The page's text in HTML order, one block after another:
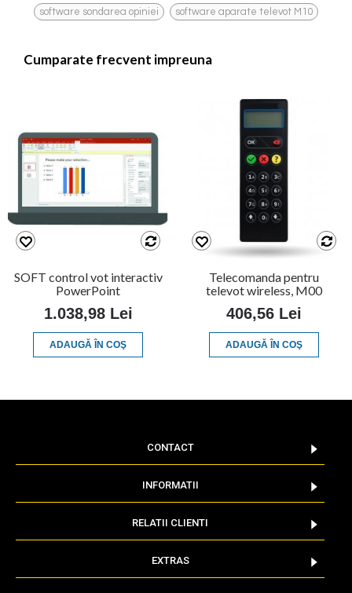
software sondarea opiniei software aparate televot M10
Cumparate frecvent impreuna
SOFT control vot interactiv
PowerPoint
1.038,98 Lei
ADAUGĂ ÎN COŞ
Telecomanda pentru
televot wireless, M00
406,56 Lei
ADAUGĂ ÎN COŞ
CONTACT
INFORMATII
RELATII CLIENTI
EXTRAS